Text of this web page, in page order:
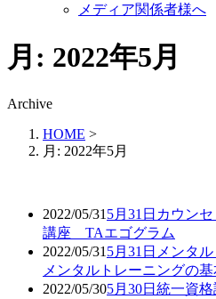
メディア関係者様へ
月: 2022年5月
Archive
HOME >
月: 2022年5月
2022/05/315月31日カウン
講座 TAエゴグラム
2022/05/315月31日メンタ
メンタルトレーニングの基
2022/05/305月30日統一資